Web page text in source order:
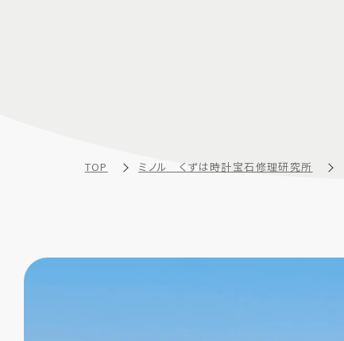
TOP ミノル くずは時計宝石修理研究所